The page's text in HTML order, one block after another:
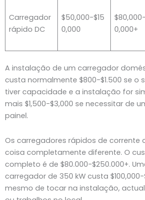
Carregador
rápido DC
$50,000-$15
0,000
0,000+
A instalação de um carregador
custa normalmente $800-$1.500 se o
tiver capacidade e a instalação for
mais $1,500-$3,000 se necessitar de
painel.
Os carregadores rápidos de corrente
coisa completamente diferente. O
completo é de $80.000-$250.000+.
carregador de 350 kW custa $100,000-
mesmo de tocar na instalação,